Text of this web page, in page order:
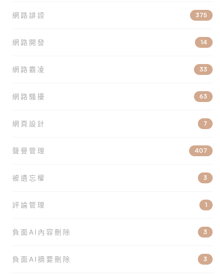
網路誹謗 375
網路開發 14
網路霸凌 33
網路騷擾 63
網頁設計 7
聲譽管理 407
被遺忘權 3
評論管理 1
負面AI內容刪除 3
負面AI摘要刪除 3